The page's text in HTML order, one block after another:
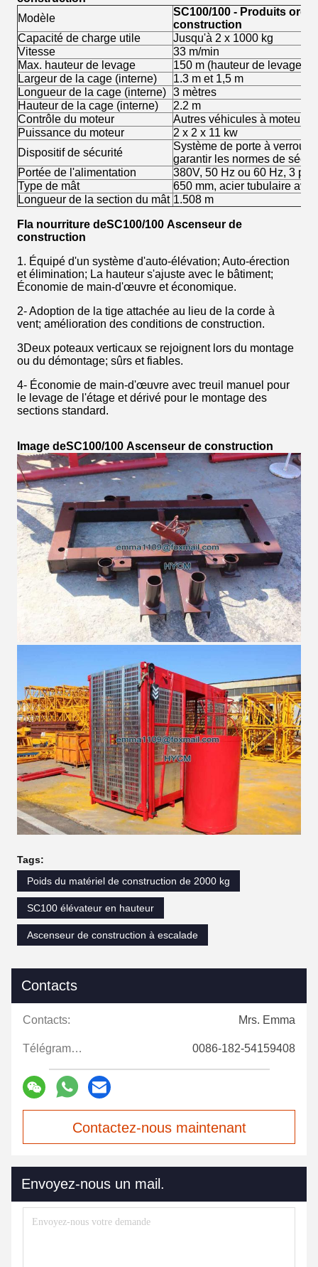
Modèle
SC100/100 - Produits
construction
Capacité de charge utile
Jusqu'à 2 x 1000 kg
Vitesse
33 m/min
Max. hauteur de levage
150 m (hauteur de levage
Largeur de la cage (interne)
1.3 m et 1,5 m
Longueur de la cage (interne) 3 mètres
Hauteur de la cage (interne)
2.2 m
Contrôle du moteur
Autres véhicules à moteur
Puissance du moteur
2 x 2 x 11 kw
Dispositif de sécurité
Système de porte à
garantir les normes de
Portée de l'alimentation
380V, 50 Hz ou 60 Hz, 3
Type de mât
650 mm, acier tubulaire
Longueur de la section du mât 1.508 m
F la nourriture deSC100/100 Ascenseur de
construction
1. Équipé d'un système d'auto-élévation; Auto-érection
et élimination; La hauteur s'ajuste avec le bâtiment;
Économie de main-d'œuvre et économique.
2- Adoption de la tige attachée au lieu de la corde à
vent; amélioration des conditions de construction.
3Deux poteaux verticaux se rejoignent lors du montage
ou du démontage; sûrs et fiables.
4- Économie de main-d'œuvre avec treuil manuel pour
le levage de l'étage et dérivé pour le montage des
sections standard.
Image deSC100/100 Ascenseur de construction
Tags:
Poids du matériel de construction de 2000 kg
SC100 élévateur en hauteur
Ascenseur de construction à escalade
Contacts
Contacts: Mrs. Emma
Télégramme: 0086-182-54159408
Contactez-nous maintenant
Envoyez-nous un mail.